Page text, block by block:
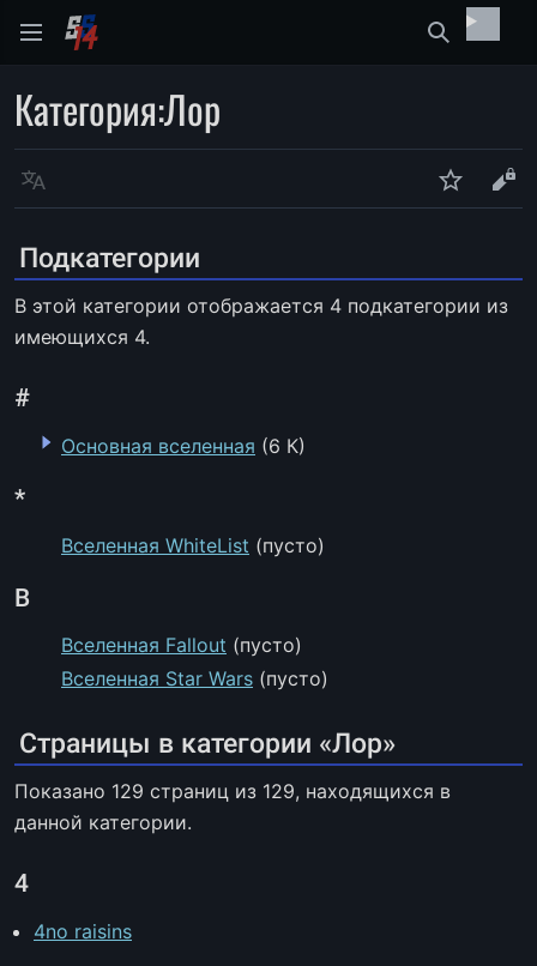
Найти
Категория:Лор
Язык Следить
Подкатегории
В этой категории отображается 4 подкатегории из
имеющихся 4.
#
Основная вселенная (6 К)
*
Вселенная WhiteList (пусто)
В
Вселенная Fallout (пусто)
Вселенная Star Wars (пусто)
Страницы в категории «Лор»
Показано 129 страниц из 129, находящихся в
данной категории.
4
4no raisins